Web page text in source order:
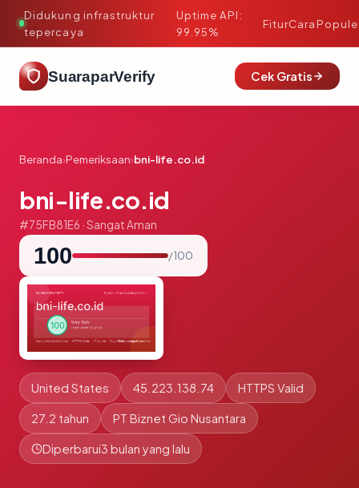
Didukung infrastruktur
tepercaya
·
Uptime API:
99.95%
FiturCara
SuaraparVerify Cek Gratis
Beranda›Pemeriksaan›bni-life.co.id
bni-life.co.id
#75FB81E6 · Sangat Aman
100 / 100
United States 45.223.138.74 HTTPS Valid
27.2 tahun PT Biznet Gio Nusantara
Diperbarui3 bulan yang lalu